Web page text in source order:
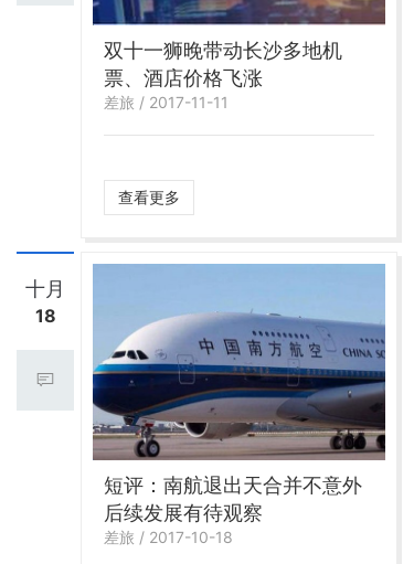
双十一狮晚带动长沙多地机
票、酒店价格飞涨
差旅 / 2017-11-11
查看更多
十月
18
短评：南航退出天合并不意外
后续发展有待观察
差旅 / 2017-10-18